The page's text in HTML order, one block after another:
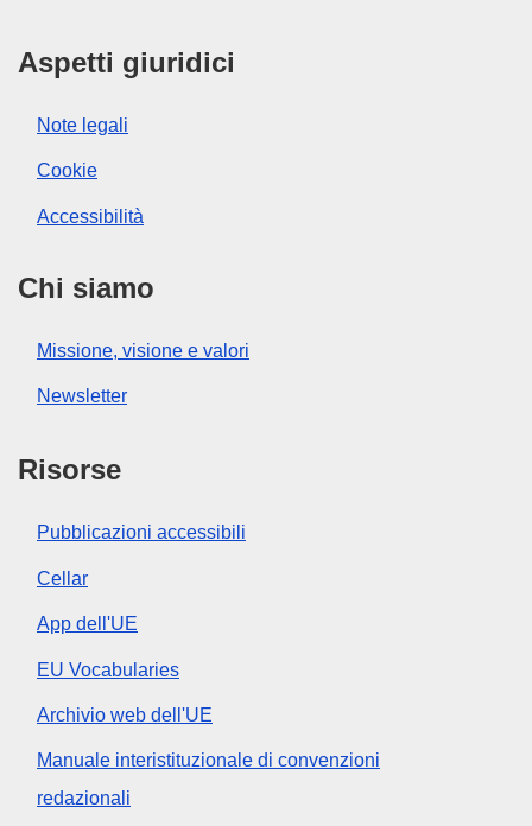
Aspetti giuridici
Note legali
Cookie
Accessibilità
Chi siamo
Missione, visione e valori
Newsletter
Risorse
Pubblicazioni accessibili
Cellar
App dell'UE
EU Vocabularies
Archivio web dell'UE
Manuale interistituzionale di convenzioni
redazionali